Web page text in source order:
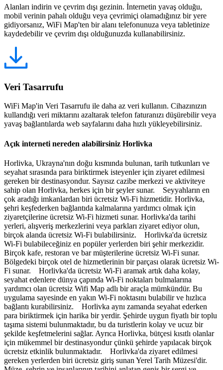
Alanları indirin ve çevrim dışı gezinin. İnternetin yavaş olduğu,
mobil verinin pahalı olduğu veya çevrimiçi olamadığınız bir yere
gidiyorsanız, WiFi Map'ten bir alanı telefonunuza veya tabletinize
kaydedebilir ve çevrim dışı olduğunuzda kullanabilirsiniz.
Veri Tasarrufu
WiFi Map'in Veri Tasarrufu ile daha az veri kullanın. Cihazınızın
kullandığı veri miktarını azaltarak telefon faturanızı düşürebilir veya
yavaş bağlantılarda web sayfalarını daha hızlı yükleyebilirsiniz.
Açık interneti nereden alabilirsiniz Horlivka
Horlivka, Ukrayna'nın doğu kısmında bulunan, tarih tutkunları ve
seyahat sırasında para biriktirmek isteyenler için ziyaret edilmesi
gereken bir destinasyondur. Sayısız cazibe merkezi ve aktiviteye
sahip olan Horlivka, herkes için bir şeyler sunar. Seyyahların en
çok aradığı imkanlardan biri ücretsiz Wi-Fi hizmetidir. Horlivka,
şehri keşfederken bağlantıda kalmalarına yardımcı olmak için
ziyaretçilerine ücretsiz Wi-Fi hizmeti sunar. Horlivka'da tarihi
yerleri, alışveriş merkezlerini veya parkları ziyaret ediyor olun,
birçok alanda ücretsiz Wi-Fi bulabilirsiniz. Horlivka'da ücretsiz
Wi-Fi bulabileceğiniz en popüler yerlerden biri şehir merkezidir.
Birçok kafe, restoran ve bar müşterilerine ücretsiz Wi-Fi sunar.
Bölgedeki birçok otel de hizmetlerinin bir parçası olarak ücretsiz Wi-
Fi sunar. Horlivka'da ücretsiz Wi-Fi aramak artık daha kolay,
seyahat edenlere dünya çapında Wi-Fi noktaları bulmalarına
yardımcı olan ücretsiz Wifi Map adlı bir araçla mümkündür. Bu
uygulama sayesinde en yakın Wi-Fi noktasını bulabilir ve hızlıca
bağlantı kurabilirsiniz. Horlivka aynı zamanda seyahat ederken
para biriktirmek için harika bir yerdir. Şehirde uygun fiyatlı bir toplu
taşıma sistemi bulunmaktadır, bu da turistlerin kolay ve ucuz bir
şekilde keşfetmelerini sağlar. Ayrıca Horlivka, bütçesi kısıtlı olanlar
için mükemmel bir destinasyondur çünkü şehirde yapılacak birçok
ücretsiz etkinlik bulunmaktadır. Horlivka'da ziyaret edilmesi
gereken yerlerden biri ücretsiz giriş sunan Yerel Tarih Müzesi'dir.